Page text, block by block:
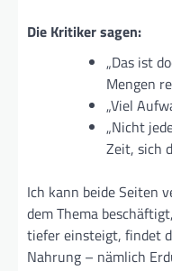
Die Kritiker sagen:
„Das ist
Mengen
„Viel
„Nicht
Zeit, sich
Ich kann beide Seiten
dem Thema
tiefer einsteigt, findet
Nahrung – nämlich